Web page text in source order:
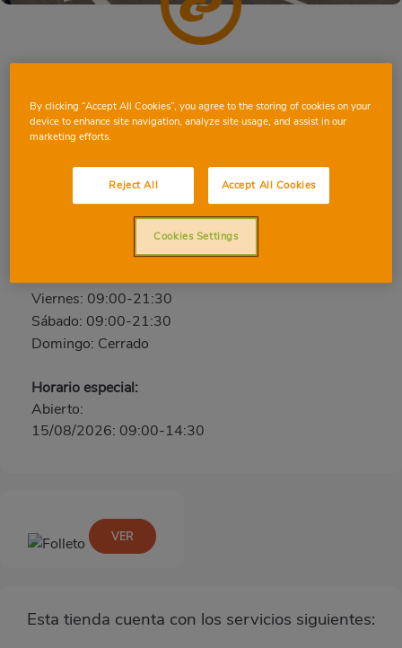
Avinguda Les Garrigues, 42
Teléfono: 973202072
Abierto ahora
Lunes: 09:00-21:30
Martes: 09:00-21:30
Miércoles: 09:00-21:30
Viernes: 09:00-21:30
Sábado: 09:00-21:30
Domingo: Cerrado
Horario especial:
Abierto:
15/08/2026: 09:00-14:30
Esta tienda cuenta con los servicios siguientes:
VER
By clicking “Accept All Cookies”, you agree to the storing of cookies on your
device to enhance site navigation, analyze site usage, and assist in our
marketing efforts.
Reject All Accept All Cookies
Cookies Settings